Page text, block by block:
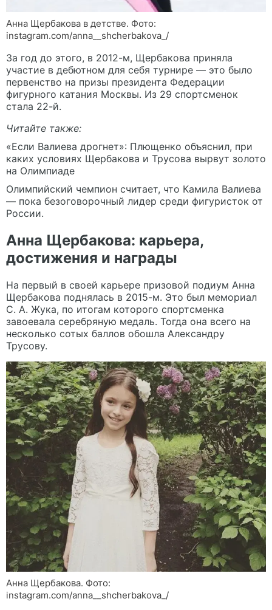
Анна Щербакова в детстве. Фото:
instagram.com/anna__shcherbakova_/
За год до этого, в 2012-м, Щербакова приняла
участие в дебютном для себя турнире — это было
первенство на призы президента Федерации
фигурного катания Москвы. Из 29 спортсменок
стала 22-й.
Читайте также:
«Если Валиева дрогнет»: Плющенко объяснил, при
каких условиях Щербакова и Трусова вырвут золото
на Олимпиаде
Олимпийский чемпион считает, что Камила Валиева
— пока безоговорочный лидер среди фигуристок от
России.
Анна Щербакова: карьера,
достижения и награды
На первый в своей карьере призовой подиум Анна
Щербакова поднялась в 2015-м. Это был мемориал
С. А. Жука, по итогам которого спортсменка
завоевала серебряную медаль. Тогда она всего на
несколько сотых баллов обошла Александру
Трусову.
Анна Щербакова. Фото:
instagram.com/anna__shcherbakova_/